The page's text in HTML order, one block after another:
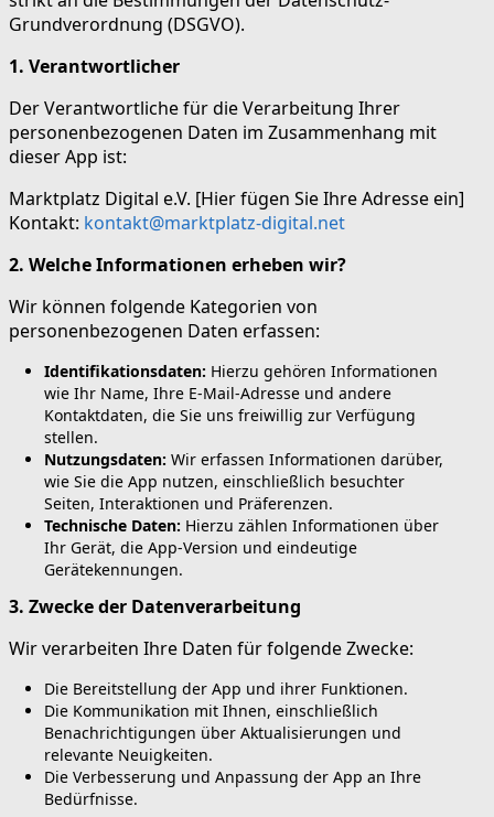
Grundverordnung (DSGVO).
1. Verantwortlicher
Der Verantwortliche für die Verarbeitung Ihrer
personenbezogenen Daten im Zusammenhang mit
dieser App ist:
Marktplatz Digital e.V. [Hier fügen Sie Ihre Adresse ein]
Kontakt: kontakt@marktplatz-digital.net
2. Welche Informationen erheben wir?
Wir können folgende Kategorien von
personenbezogenen Daten erfassen:
Identifikationsdaten: Hierzu gehören Informationen
wie Ihr Name, Ihre E-Mail-Adresse und andere
Kontaktdaten, die Sie uns freiwillig zur Verfügung
stellen.
Nutzungsdaten: Wir erfassen Informationen darüber,
wie Sie die App nutzen, einschließlich besuchter
Seiten, Interaktionen und Präferenzen.
Technische Daten: Hierzu zählen Informationen über
Ihr Gerät, die App-Version und eindeutige
Gerätekennungen.
3. Zwecke der Datenverarbeitung
Wir verarbeiten Ihre Daten für folgende Zwecke:
Die Bereitstellung der App und ihrer Funktionen.
Die Kommunikation mit Ihnen, einschließlich
Benachrichtigungen über Aktualisierungen und
relevante Neuigkeiten.
Die Verbesserung und Anpassung der App an Ihre
Bedürfnisse.